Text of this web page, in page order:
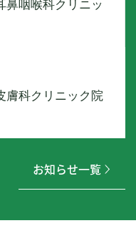
鼻咽喉科クリニッ
膚科クリニック院
お知らせ一覧